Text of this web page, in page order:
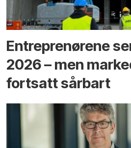
Entreprenørene
2026 – men
fortsatt sårbart